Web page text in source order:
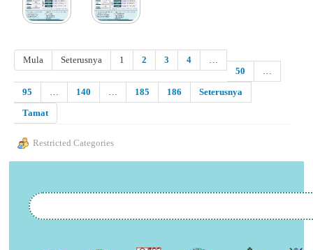
Mula Seterusnya 1 2 3 4
…
50
…
95
… 140 … 185 186
Seterusnya
Tamat
Restricted Categories